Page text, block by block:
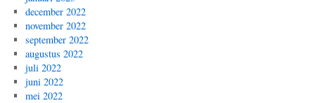
december 2022
november 2022
september 2022
augustus 2022
juli 2022
juni 2022
mei 2022